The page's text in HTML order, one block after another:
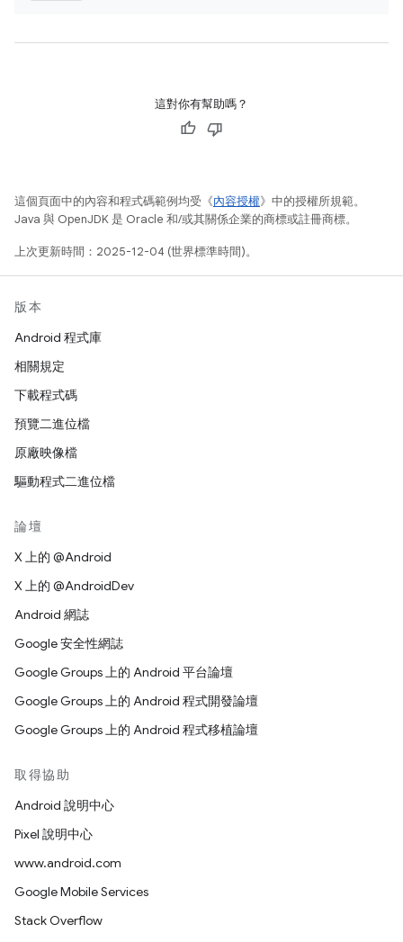
這對你有幫助嗎？
這個頁面中的內容和程式碼範例均受《內容授權》中的授權所規範。
Java 與 OpenJDK 是 Oracle 和/或其關係企業的商標或註冊商標。
上次更新時間：2025-12-04 (世界標準時間)。
版本
Android 程式庫
相關規定
下載程式碼
預覽二進位檔
原廠映像檔
驅動程式二進位檔
論壇
X 上的 @Android
X 上的 @AndroidDev
Android 網誌
Google 安全性網誌
Google Groups 上的 Android 平台論壇
Google Groups 上的 Android 程式開發論壇
Google Groups 上的 Android 程式移植論壇
取得協助
Android 說明中心
Pixel 說明中心
www.android.com
Google Mobile Services
Stack Overflow